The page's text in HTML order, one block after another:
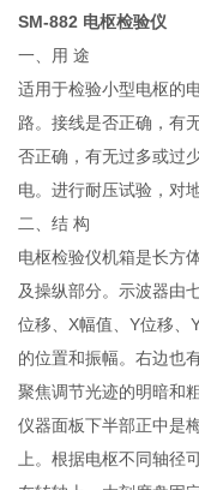
SM-882 电枢检验仪
一、用 途
适用于检验小型电枢的
路。接线是否正确，有
否正确，有无过多或过
电。进行耐压试验，对
二、结 构
电枢检验仪机箱是长方
及操纵部分。示波器由
位移、X幅值、Y位移、
的位置和振幅。右边也
聚焦调节光迹的明暗和
仪器面板下半部正中是
上。根据电枢不同轴径